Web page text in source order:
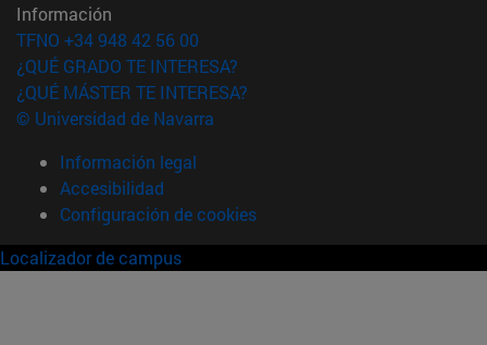
Información
TFNO +34 948 42 56 00
¿QUÉ GRADO TE INTERESA?
¿QUÉ MÁSTER TE INTERESA?
© Universidad de Navarra
Información legal
Accesibilidad
Configuración de cookies
Localizador de campus